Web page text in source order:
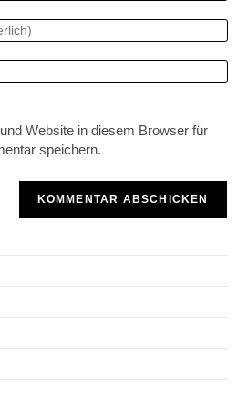
Website in diesem Browser für
speichern.